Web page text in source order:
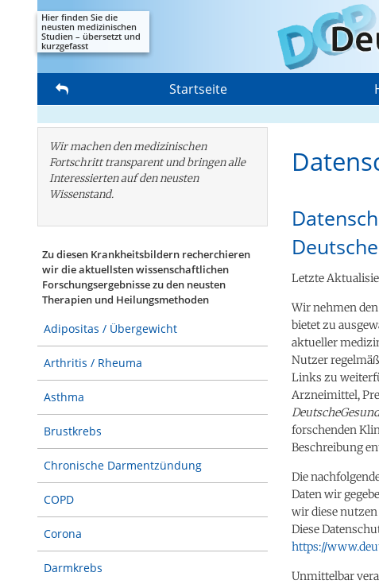
Hier finden Sie die
neusten medizinischen
Studien – übersetzt und
kurzgefasst
Startseite
Wir machen den medizinischen
Fortschritt transparent und bringen alle
Interessierten auf den neusten
Wissenstand.
Zu diesen Krankheitsbildern recherchieren
wir die aktuellsten wissenschaftlichen
Forschungs­ergebnisse zu den neusten
Therapien und Heilungsmethoden
Adipositas / Übergewicht
Arthritis / Rheuma
Asthma
Brustkrebs
Chronische Darmentzündung
COPD
Corona
Darmkrebs
Letzte
Wir nehmen
bietet zu
aktueller
Nutzer
Links zu
Arzneimittel,
forschenden
Beschreibung
Die
Daten wir
wir diese
Diese
https://
Unmittelbar